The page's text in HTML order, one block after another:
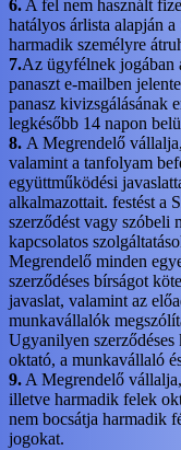
6. A fel nem használt
hatályos árlista alapján
harmadik személyre
7.Az ügyfélnek jogában
panaszt e-mailben
panasz kivizsgálásának
legkésőbb 14 napon
8. A Megrendelő
valamint a tanfolyam
együttműködési
alkalmazottait. festést a
szerződést vagy szóbeli
kapcsolatos
Megrendelő minden
szerződéses bírságot
javaslat, valamint az
munkavállalók
Ugyanilyen szerződéses
oktató, a munkavállaló
9. A Megrendelő
illetve harmadik felek
nem bocsátja harmadik
jogokat.